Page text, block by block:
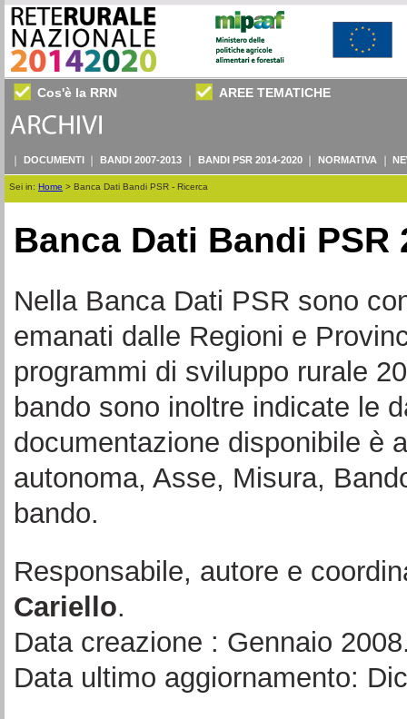
Cos'è la RRN AREE TEMATICHE
DOCUMENTI BANDI 2007-2013 BANDI PSR 2014-2020 NORMATIVA
Sei in: Home > Banca Dati Bandi PSR - Ricerca
Banca Dati Bandi PSR
Nella Banca Dati PSR sono
emanati dalle Regioni e
programmi di sviluppo rurale
bando sono inoltre indicate le
documentazione disponibile è
autonoma, Asse, Misura,
bando.
Responsabile, autore e
Cariello.
Data creazione : Gennaio
Data ultimo aggiornamento: